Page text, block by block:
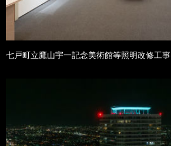
七戸町立鷹山宇一記念美術館等照明改修工事